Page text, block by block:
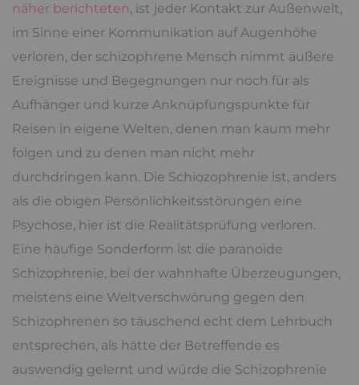
näher berichteten, ist jeder Kontakt zur Außenwelt,
im Sinne einer Kommunikation auf Augenhöhe
verloren, der schizophrene Mensch nimmt äußere
Ereignisse und Begegnungen nur noch für als
Aufhänger und kurze Anknüpfungspunkte für
Reisen in eigene Welten, denen man kaum mehr
folgen und zu denen man nicht mehr
durchdringen kann. Die Schiozophrenie ist, anders
als die obigen Persönlichkeitsstörungen eine
Psychose, hier ist die Realitätsprüfung verloren.
Eine häufige Sonderform ist die paranoide
Schizophrenie, bei der wahnhafte Überzeugungen,
meistens eine Weltverschwörung gegen den
Schizophrenen so täuschend echt dem Lehrbuch
entsprechen, als hätte der Betreffende es
auswendig gelernt und würde die Schizophrenie